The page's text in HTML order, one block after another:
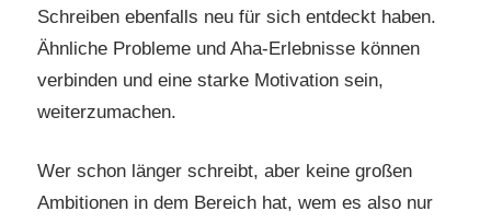
Schreiben ebenfalls neu für sich entdeckt haben.
Ähnliche Probleme und Aha-Erlebnisse können
verbinden und eine starke Motivation sein,
weiterzumachen.
Wer schon länger schreibt, aber keine großen
Ambitionen in dem Bereich hat, wem es also nur